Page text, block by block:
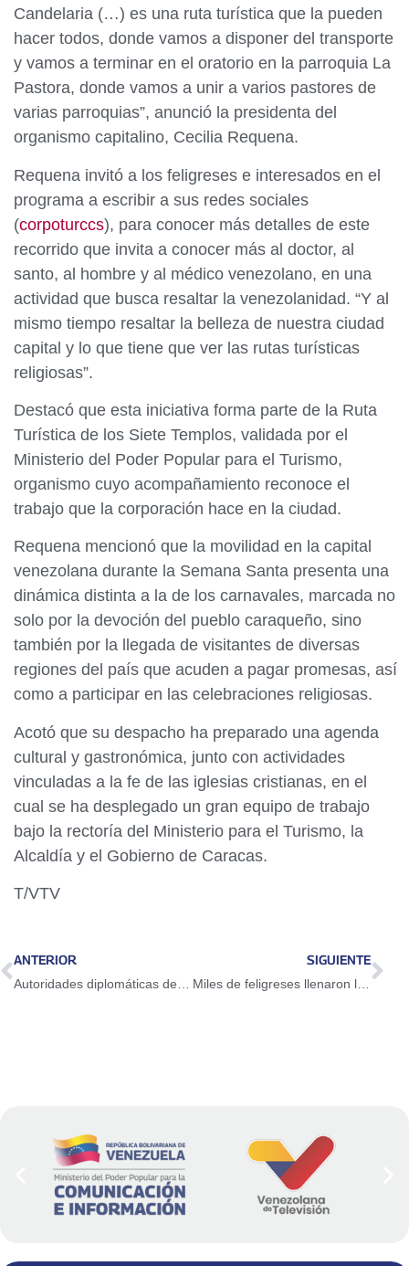
Candelaria (…) es una ruta turística que la pueden
hacer todos, donde vamos a disponer del transporte
y vamos a terminar en el oratorio en la parroquia La
Pastora, donde vamos a unir a varios pastores de
varias parroquias”, anunció la presidenta del
organismo capitalino, Cecilia Requena.
Requena invitó a los feligreses e interesados en el
programa a escribir a sus redes sociales
(corpoturccs), para conocer más detalles de este
recorrido que invita a conocer más al doctor, al
santo, al hombre y al médico venezolano, en una
actividad que busca resaltar la venezolanidad. “Y al
mismo tiempo resaltar la belleza de nuestra ciudad
capital y lo que tiene que ver las rutas turísticas
religiosas”.
Destacó que esta iniciativa forma parte de la Ruta
Turística de los Siete Templos, validada por el
Ministerio del Poder Popular para el Turismo,
organismo cuyo acompañamiento reconoce el
trabajo que la corporación hace en la ciudad.
Requena mencionó que la movilidad en la capital
venezolana durante la Semana Santa presenta una
dinámica distinta a la de los carnavales, marcada no
solo por la devoción del pueblo caraqueño, sino
también por la llegada de visitantes de diversas
regiones del país que acuden a pagar promesas, así
como a participar en las celebraciones religiosas.
Acotó que su despacho ha preparado una agenda
cultural y gastronómica, junto con actividades
vinculadas a la fe de las iglesias cristianas, en el
cual se ha desplegado un gran equipo de trabajo
bajo la rectoría del Ministerio para el Turismo, la
Alcaldía y el Gobierno de Caracas.
T/VTV
ANTERIOR SIGUIENTE
Miles de feligreses llenaron las calles de Caracas para rendirle homenaje al Nazareno de San Pablo